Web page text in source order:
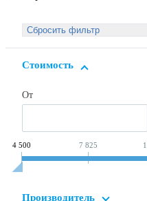
Стоимость
От
4 500 7 825
Производитель